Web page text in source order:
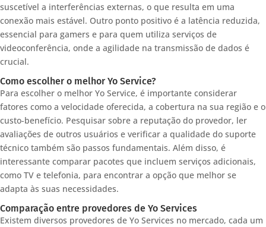
suscetível a interferências externas, o que resulta em uma
conexão mais estável. Outro ponto positivo é a latência reduzida,
essencial para gamers e para quem utiliza serviços de
videoconferência, onde a agilidade na transmissão de dados é
crucial.
Como escolher o melhor Yo Service?
Para escolher o melhor Yo Service, é importante considerar
fatores como a velocidade oferecida, a cobertura na sua região e o
custo-benefício. Pesquisar sobre a reputação do provedor, ler
avaliações de outros usuários e verificar a qualidade do suporte
técnico também são passos fundamentais. Além disso, é
interessante comparar pacotes que incluem serviços adicionais,
como TV e telefonia, para encontrar a opção que melhor se
adapta às suas necessidades.
Comparação entre provedores de Yo Services
Existem diversos provedores de Yo Services no mercado, cada um